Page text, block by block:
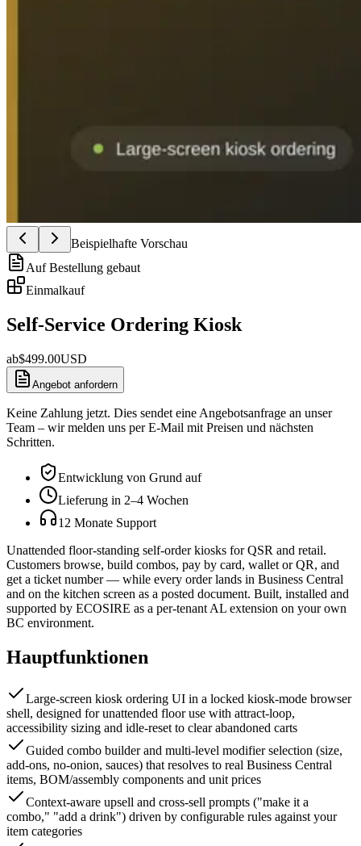
Beispielhafte Vorschau
Auf Bestellung gebaut
Einmalkauf
Self-Service Ordering Kiosk
ab$499.00USD
Angebot anfordern
Keine Zahlung jetzt. Dies sendet eine Angebotsanfrage an unser
Team – wir melden uns per E-Mail mit Preisen und nächsten
Schritten.
Entwicklung von Grund auf
Lieferung in 2–4 Wochen
12 Monate Support
Unattended floor-standing self-order kiosks for QSR and retail.
Customers browse, build combos, pay by card, wallet or QR, and
get a ticket number — while every order lands in Business Central
and on the kitchen screen as a posted document. Built, installed and
supported by ECOSIRE as a per-tenant AL extension on your own
BC environment.
Hauptfunktionen
Large-screen kiosk ordering UI in a locked kiosk-mode browser
shell, designed for unattended floor use with attract-loop,
accessibility sizing and idle-reset to clear abandoned carts
Guided combo builder and multi-level modifier selection (size,
add-ons, no-onion, sauces) that resolves to real Business Central
items, BOM/assembly components and unit prices
Context-aware upsell and cross-sell prompts ("make it a
combo," "add a drink") driven by configurable rules against your
item categories